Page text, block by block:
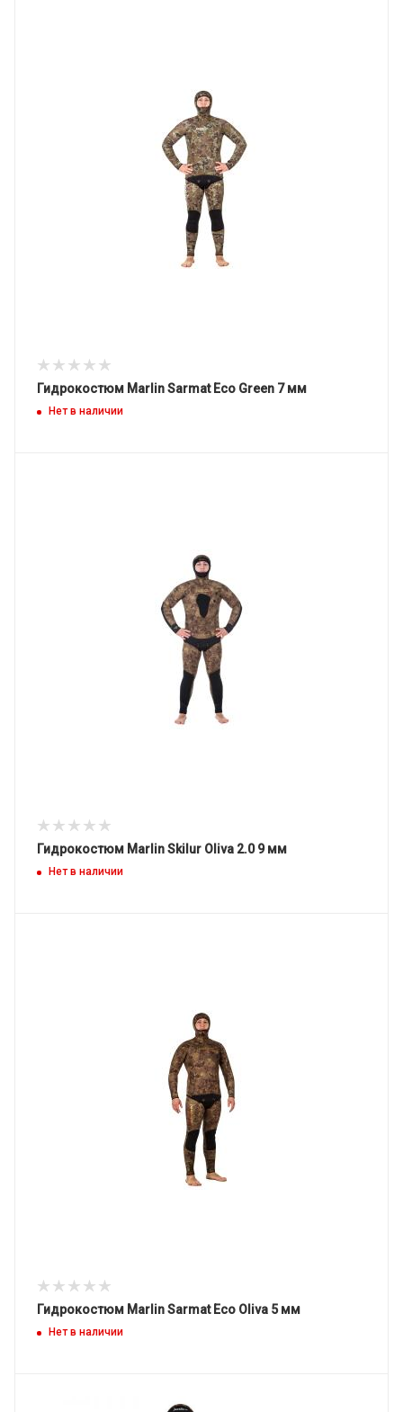
Гидрокостюм Marlin Sarmat Eco Green 7 мм
Нет в наличии
Гидрокостюм Marlin Skilur Oliva 2.0 9 мм
Нет в наличии
Гидрокостюм Marlin Sarmat Eco Oliva 5 мм
Нет в наличии